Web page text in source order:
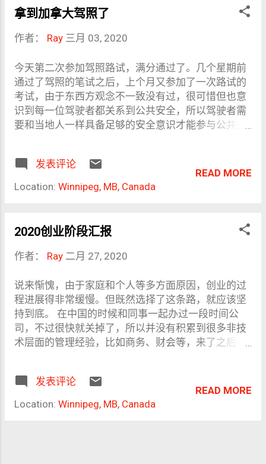
国人民愿意为便利牺牲隐私。所以可以看出在中国从
官方到民间几乎就没有愿意为保护隐私牺牲利益的氛
围。 我始终认为技术人首先是人，人应该首先具备基
作。但是结合我过去的工作经历，我并不认为有很多
技术人是这样。跟贴中有很多人说楼主只是分享个技
术而已，楼主也说一个卖菜刀的人不需要为谁买了菜
刀干什么事负责。看来面向对象的抽象思维已经深入
人心，低耦合是技术思维，人不是没有伦理和感情的
来比喻人脸识别技术不合理，因为人脸识别技术只会
被用来干/或者助长侵犯隐私的坏事，所以可以相提并
论的比喻对象是毒品，毒品也只会被用来干坏事。我
地，可以想像有人拿自己开发的技术去干了坏事，谁
都应该有愧疚感。这是为人之基本伦理。 中国的技术
人大多不信仰任何东西，甚至简单地认为信仰是宗教
的事，这是错误的，是人就应该有信仰。信仰不是放
弃相信科学转而信神，它带来的应该是敬畏之心——敬
天敬人敬自己。敬天就是要尊重自然规律，不会盲目
地战天斗地；敬人就是要尊重人伦社会的基本规律，
不会自私和目中无人；敬自己就是要自律和自省，不
会贪婪和放纵。 技术人首先要做个明白人，应该清楚
一个工具，要不然和一颗螺丝钉或者一把扳手有什么
区别，只能被人利用，除了增长的年龄和技术水平一
无所获，不论什么时候、还做不做技术工作，脑子里
拿到加拿大驾照了
作者： Ray 三月 03, 2020
今天第二次参加驾照路试，满分通过了。几个星期前
通过了驾照的笔试之后，上个月又参加了一次路试的
考试，由于东西方观念不一致没有过，很可惜但也意
识到每一位驾驶者都关系到公共安全，所以驾驶者需
要和当地人一样具备足够的安全意识才能参与公共交
人可以在图书馆或者网上找到，考试的题目都是出自
这本手册，只要够认真地学习一次，都不大有问题。
试题还可选中英文，这对英语不够利索的考生也是个
翻了下书，最后顺利通过笔试。 考试的时候提前到达
指定的机构并在前台报到，接下来就是等叫名字，排
到之后会被请入一个透明的小房间，里面有三台电
很难，他们一直在皱眉头。打开电脑输入自己的预约
信息就可以开始答题了。完成后会页面会出来结果，
并且把前面做错的题目都列出来，并给出正确解答，
留心的话可以看看前面错哪了。 答完题出来会被叫到
一个简易的机器前面，通过透镜看里面的颜色的数
驾照 通过笔试之后不用着急领取初学者驾照。因为所
有人都有权在入境后的90天内使用原驾照（部分国家
地区的驾照可能需要翻译，翻译件只能由本地指定机
发表评论
Location: Winnipeg, MB, Canada
READ MORE
2020创业阶段汇报
作者： Ray 二月 27, 2020
说来惭愧，由于家庭和个人等多方面原因，创业的过
程进展得非常缓慢。但既然选择了这条路，就应该坚
持到底。 在中国的时候和同事一起办过一段时间公
司，不过很快就关掉了，所以并没有积累到很多非技
术层面的管理经验，比如商务、财会等，来了之后一
也就没什么太多问题了。 按道理我作为创业者登陆加
拿大之后就应该立即开展工作，但实际操作上官方并
发表评论
Location: Winnipeg, MB, Canada
READ MORE